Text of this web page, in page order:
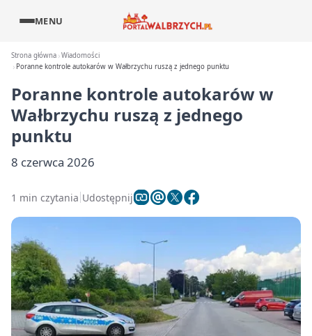
MENU
Strona główna Wiadomości
Poranne kontrole autokarów w Wałbrzychu ruszą z jednego punktu
Poranne kontrole autokarów w
Wałbrzychu ruszą z jednego
punktu
8 czerwca 2026
1 min czytania Udostępnij